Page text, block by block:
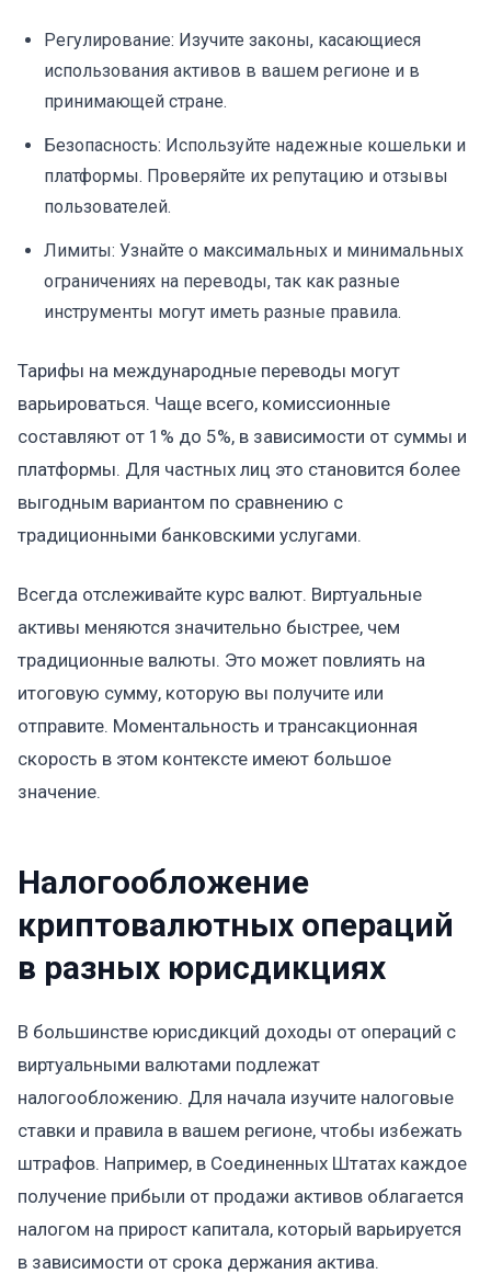
Регулирование: Изучите законы, касающиеся
использования активов в вашем регионе и в
принимающей стране.
Безопасность: Используйте надежные кошельки и
платформы. Проверяйте их репутацию и отзывы
пользователей.
Лимиты: Узнайте о максимальных и минимальных
ограничениях на переводы, так как разные
инструменты могут иметь разные правила.
Тарифы на международные переводы могут
варьироваться. Чаще всего, комиссионные
составляют от 1% до 5%, в зависимости от суммы и
платформы. Для частных лиц это становится более
выгодным вариантом по сравнению с
традиционными банковскими услугами.
Всегда отслеживайте курс валют. Виртуальные
активы меняются значительно быстрее, чем
традиционные валюты. Это может повлиять на
итоговую сумму, которую вы получите или
отправите. Моментальность и трансакционная
скорость в этом контексте имеют большое
значение.
Налогообложение
криптовалютных операций
в разных юрисдикциях
В большинстве юрисдикций доходы от операций с
виртуальными валютами подлежат
налогообложению. Для начала изучите налоговые
ставки и правила в вашем регионе, чтобы избежать
штрафов. Например, в Соединенных Штатах каждое
получение прибыли от продажи активов облагается
налогом на прирост капитала, который варьируется
в зависимости от срока держания актива.